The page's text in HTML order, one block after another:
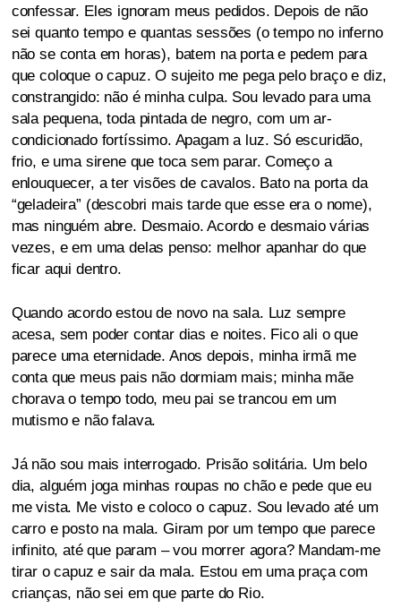
confessar. Eles ignoram meus pedidos. Depois de não
sei quanto tempo e quantas sessões (o tempo no inferno
não se conta em horas), batem na porta e pedem para
que coloque o capuz. O sujeito me pega pelo braço e diz,
constrangido: não é minha culpa. Sou levado para uma
sala pequena, toda pintada de negro, com um ar-
condicionado fortíssimo. Apagam a luz. Só escuridão,
frio, e uma sirene que toca sem parar. Começo a
enlouquecer, a ter visões de cavalos. Bato na porta da
“geladeira” (descobri mais tarde que esse era o nome),
mas ninguém abre. Desmaio. Acordo e desmaio várias
vezes, e em uma delas penso: melhor apanhar do que
ficar aqui dentro.
Quando acordo estou de novo na sala. Luz sempre
acesa, sem poder contar dias e noites. Fico ali o que
parece uma eternidade. Anos depois, minha irmã me
conta que meus pais não dormiam mais; minha mãe
chorava o tempo todo, meu pai se trancou em um
mutismo e não falava.
Já não sou mais interrogado. Prisão solitária. Um belo
dia, alguém joga minhas roupas no chão e pede que eu
me vista. Me visto e coloco o capuz. Sou levado até um
carro e posto na mala. Giram por um tempo que parece
infinito, até que param – vou morrer agora? Mandam-me
tirar o capuz e sair da mala. Estou em uma praça com
crianças, não sei em que parte do Rio.